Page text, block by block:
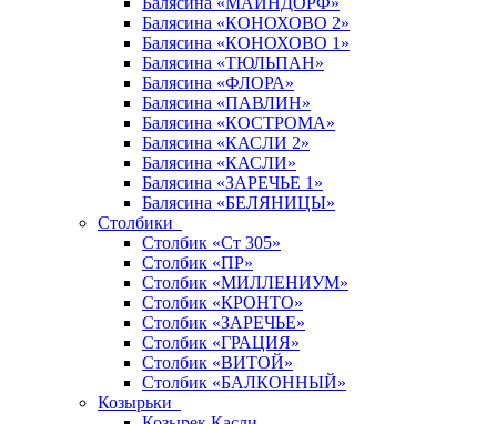
Балясина «КОНОХОВО 2»
Балясина «КОНОХОВО 1»
Балясина «ТЮЛЬПАН»
Балясина «ФЛОРА»
Балясина «ПАВЛИН»
Балясина «КОСТРОМА»
Балясина «КАСЛИ 2»
Балясина «КАСЛИ»
Балясина «ЗАРЕЧЬЕ 1»
Балясина «БЕЛЯНИЦЫ»
Столбики
Столбик «Ст 305»
Столбик «ПР»
Столбик «МИЛЛЕНИУМ»
Столбик «КРОНТО»
Столбик «ЗАРЕЧЬЕ»
Столбик «ГРАЦИЯ»
Столбик «ВИТОЙ»
Столбик «БАЛКОННЫЙ»
Козырьки